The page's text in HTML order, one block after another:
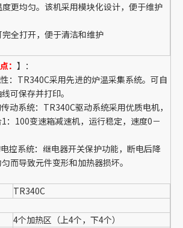
更均匀。该机采用模块化设计，便于维护
全打开，便于清洁和维护
： 】：
TR340C采用先进的炉温采集系统。可自
可保存并打印。
系统：TR340C驱动系统采用优质电机，
：100变速箱减速机，运行稳定，速度0－
系统：继电器开关保护功能，断电后降
而导致元件变形和加热器损坏。
TR340C
4个加热区（上4个，下4个）